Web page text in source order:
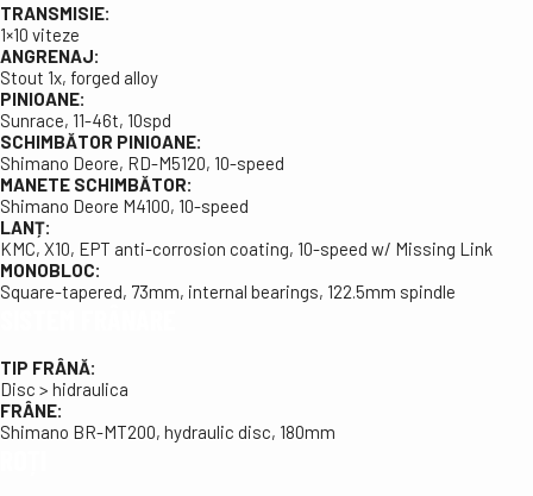
TRANSMISIE:
1×10 viteze
ANGRENAJ:
Stout 1x, forged alloy
PINIOANE:
Sunrace, 11-46t, 10spd
SCHIMBĂTOR PINIOANE:
Shimano Deore, RD-M5120, 10-speed
MANETE SCHIMBĂTOR:
Shimano Deore M4100, 10-speed
LANȚ:
KMC, X10, EPT anti-corrosion coating, 10-speed w/ Missing Link
MONOBLOC:
Square-tapered, 73mm, internal bearings, 122.5mm spindle
TIP FRÂNĂ:
Disc > hidraulica
FRÂNE:
Shimano BR-MT200, hydraulic disc, 180mm